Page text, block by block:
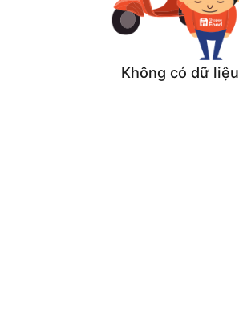
Không có dữ liệu